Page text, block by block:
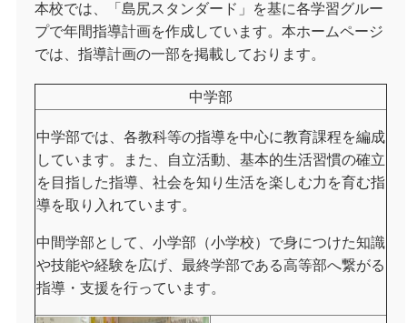
本校では、「島尻スタンダード」を基に各学習グルー
プで年間指導計画を作成しています。本ホームページ
では、指導計画の一部を掲載しております。
中学部
中学部では、各教科等の指導を中心に教育課程を編成
しています。また、自立活動、基本的生活習慣の確立
を目指した指導、社会を知り生活を楽しむ力を育む指
導を取り入れています。
中間学部として、小学部（小学校）で身につけた知識
や技能や経験を広げ、最終学部である高等部へ繋がる
指導・支援を行っています。